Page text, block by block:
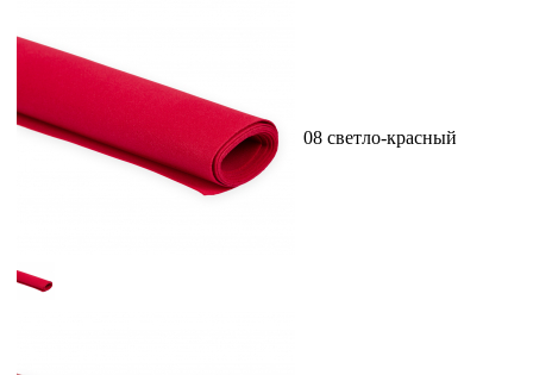
08 светло-красный